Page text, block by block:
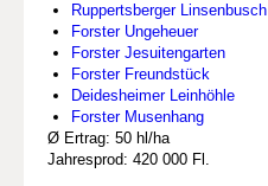
Ruppertsberger Linsenbusch
Forster Ungeheuer
Forster Jesuitengarten
Forster Freundstück
Deidesheimer Leinhöhle
Forster Musenhang
Ø Ertrag: 50 hl/ha
Jahresprod: 420 000 Fl.